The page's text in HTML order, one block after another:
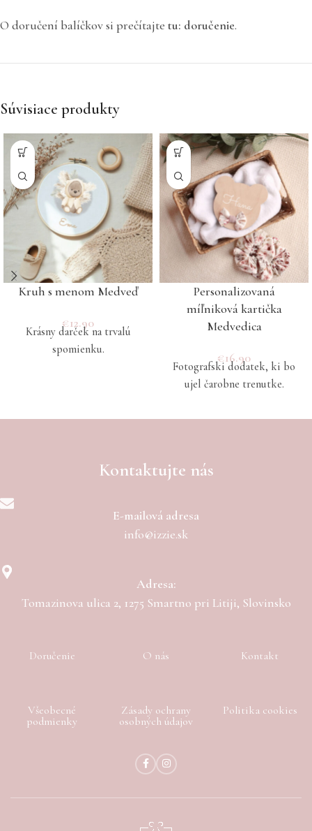
O doručení balíčkov si prečítajte tu: doručenie.
Súvisiace produkty
Kruh s menom Medveď
€12.90
Krásny darček na trvalú
spomienku.
Personalizovaná
míľniková kartička
Medvedica
€16.90
Fotografski dodatek, ki bo
ujel čarobne trenutke.
Kontaktujte nás
E-mailová adresa
info@izzie.sk
Adresa:
Tomazinova ulica 2, 1275 Smartno pri Litiji, Slovinsko
Doručenie O nás Kontakt
Všeobecné
podmienky
Zásady ochrany
osobných údajov
Politika cookies